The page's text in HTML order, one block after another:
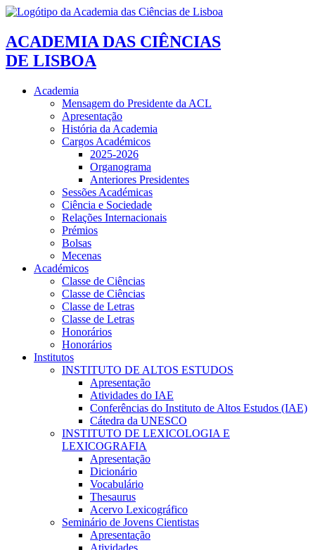
ACADEMIA DAS CIÊNCIAS
DE LISBOA
Academia
Mensagem do Presidente da ACL
Apresentação
História da Academia
Cargos Académicos
2025-2026
Organograma
Anteriores Presidentes
Sessões Académicas
Ciência e Sociedade
Relações Internacionais
Prémios
Bolsas
Mecenas
Académicos
Classe de Ciências
Classe de Ciências
Classe de Letras
Classe de Letras
Honorários
Honorários
Institutos
INSTITUTO DE ALTOS ESTUDOS
Apresentação
Atividades do IAE
Conferências do Instituto de Altos Estudos (IAE)
Cátedra da UNESCO
INSTITUTO DE LEXICOLOGIA E
LEXICOGRAFIA
Apresentação
Dicionário
Vocabulário
Thesaurus
Acervo Lexicográfico
Seminário de Jovens Cientistas
Apresentação
Atividades